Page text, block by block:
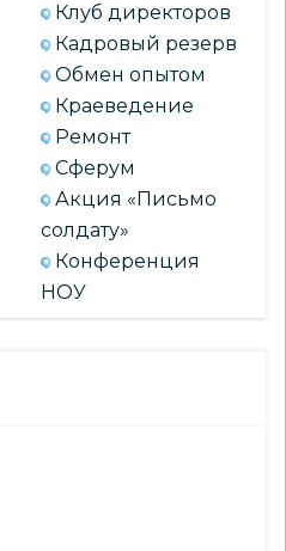
Клуб директоров
Кадровый резерв
Обмен опытом
Краеведение
Ремонт
Сферум
Акция «Письмо
солдату»
Конференция
НОУ